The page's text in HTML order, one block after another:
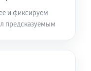
и фиксируем
предсказуемым